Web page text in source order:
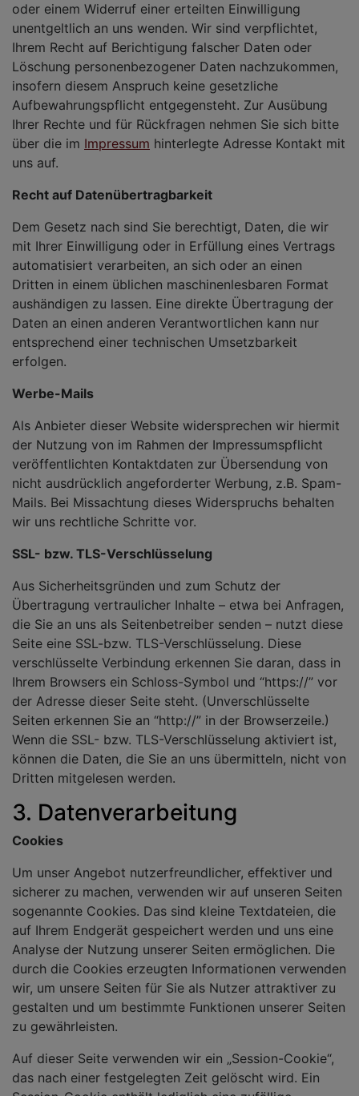
oder einem Widerruf einer erteilten Einwilligung
unentgeltlich an uns wenden. Wir sind verpflichtet,
Ihrem Recht auf Berichtigung falscher Daten oder
Löschung personenbezogener Daten nachzukommen,
insofern diesem Anspruch keine gesetzliche
Aufbewahrungspflicht entgegensteht. Zur Ausübung
Ihrer Rechte und für Rückfragen nehmen Sie sich bitte
über die im Impressum hinterlegte Adresse Kontakt mit
uns auf.
Recht auf Datenübertragbarkeit
Dem Gesetz nach sind Sie berechtigt, Daten, die wir
mit Ihrer Einwilligung oder in Erfüllung eines Vertrags
automatisiert verarbeiten, an sich oder an einen
Dritten in einem üblichen maschinenlesbaren Format
aushändigen zu lassen. Eine direkte Übertragung der
Daten an einen anderen Verantwortlichen kann nur
entsprechend einer technischen Umsetzbarkeit
erfolgen.
Werbe-Mails
Als Anbieter dieser Website widersprechen wir hiermit
der Nutzung von im Rahmen der Impressumspflicht
veröffentlichten Kontaktdaten zur Übersendung von
nicht ausdrücklich angeforderter Werbung, z.B. Spam-
Mails. Bei Missachtung dieses Widerspruchs behalten
wir uns rechtliche Schritte vor.
SSL- bzw. TLS-Verschlüsselung
Aus Sicherheitsgründen und zum Schutz der
Übertragung vertraulicher Inhalte – etwa bei Anfragen,
die Sie an uns als Seitenbetreiber senden – nutzt diese
Seite eine SSL-bzw. TLS-Verschlüsselung. Diese
verschlüsselte Verbindung erkennen Sie daran, dass in
Ihrem Browsers ein Schloss-Symbol und “https://” vor
der Adresse dieser Seite steht. (Unverschlüsselte
Seiten erkennen Sie an “http://” in der Browserzeile.)
Wenn die SSL- bzw. TLS-Verschlüsselung aktiviert ist,
können die Daten, die Sie an uns übermitteln, nicht von
Dritten mitgelesen werden.
3. Datenverarbeitung
Cookies
Um unser Angebot nutzerfreundlicher, effektiver und
sicherer zu machen, verwenden wir auf unseren Seiten
sogenannte Cookies. Das sind kleine Textdateien, die
auf Ihrem Endgerät gespeichert werden und uns eine
Analyse der Nutzung unserer Seiten ermöglichen. Die
durch die Cookies erzeugten Informationen verwenden
wir, um unsere Seiten für Sie als Nutzer attraktiver zu
gestalten und um bestimmte Funktionen unserer Seiten
zu gewährleisten.
Auf dieser Seite verwenden wir ein „Session-Cookie“,
das nach einer festgelegten Zeit gelöscht wird. Ein